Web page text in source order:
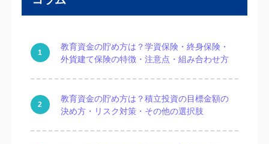
教育資金の貯め方は？学資保険・終身保険・
外貨建て保険の特徴・注意点・組み合わせ方
教育資金の貯め方は？積立投資の目標金額の
決め方・リスク対策・その他の選択肢